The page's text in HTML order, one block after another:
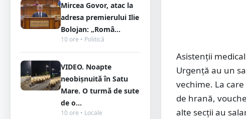
Mircea Govor, atac la
adresa premierului Ilie
Bolojan: „Româ...
10 ore • Politică
VIDEO. Noapte
neobișnuită în Satu
Mare. O turmă de sute
de o...
10 ore • Locale
Asistenții
Urgență au un
vechime. La
de hrană,
alte secții au